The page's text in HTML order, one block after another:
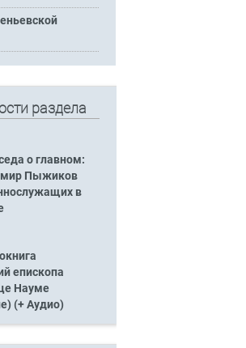
раздела
о главном:
Пыжиков
в
епископа
Науме
(+ Аудио)